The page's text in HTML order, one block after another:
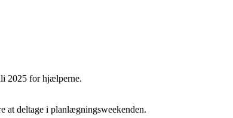
2025 for hjælperne.
at deltage i planlægningsweekenden.